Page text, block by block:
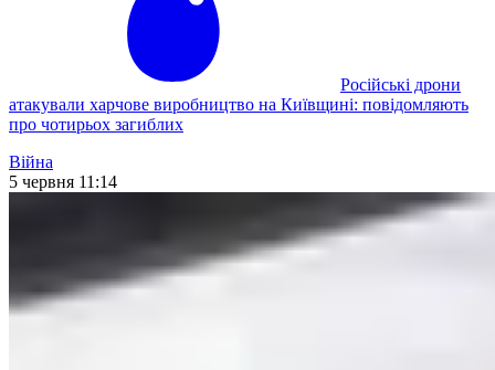
Російські дрони
атакували харчове виробництво на Київщині: повідомляють
про чотирьох загиблих
Війна
5 червня 11:14